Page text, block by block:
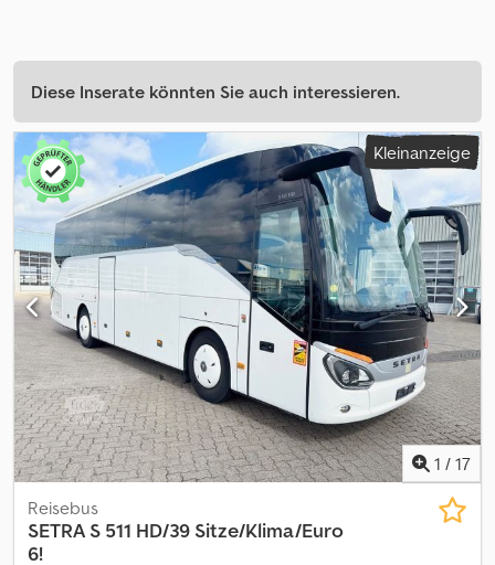
Diese Inserate könnten Sie auch interessieren.
Kleinanzeige
1 / 17
Reisebus
SETRA S 511 HD/39 Sitze/Klima/Euro
6!